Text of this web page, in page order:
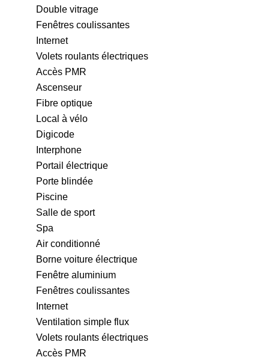
Double vitrage
Fenêtres coulissantes
Internet
Volets roulants électriques
Accès PMR
Ascenseur
Fibre optique
Local à vélo
Digicode
Interphone
Portail électrique
Porte blindée
Piscine
Salle de sport
Spa
Air conditionné
Borne voiture électrique
Fenêtre aluminium
Fenêtres coulissantes
Internet
Ventilation simple flux
Volets roulants électriques
Accès PMR